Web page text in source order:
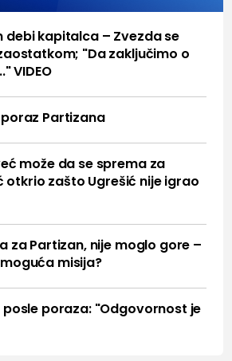
debi kapitalca – Zvezda se
"Da zaključimo o
VIDEO
Partizana
može da se sprema za
otkrio zašto Ugrešić nije igrao
za Partizan, nije moglo gore –
misija?
poraza: "Odgovornost je